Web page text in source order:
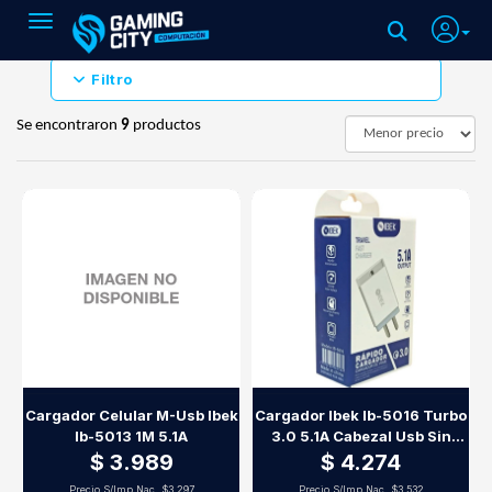
Toggle navigation
Filtro
Se encontraron 9 productos
Cargador Celular M-Usb Ibek
Ib-5013 1M 5.1A
$ 3.989
Precio S/Imp.Nac. $3.297
Cargador Ibek Ib-5016 Turbo
3.0 5.1A Cabezal Usb Sin
Cable
$ 4.274
Precio S/Imp.Nac. $3.532